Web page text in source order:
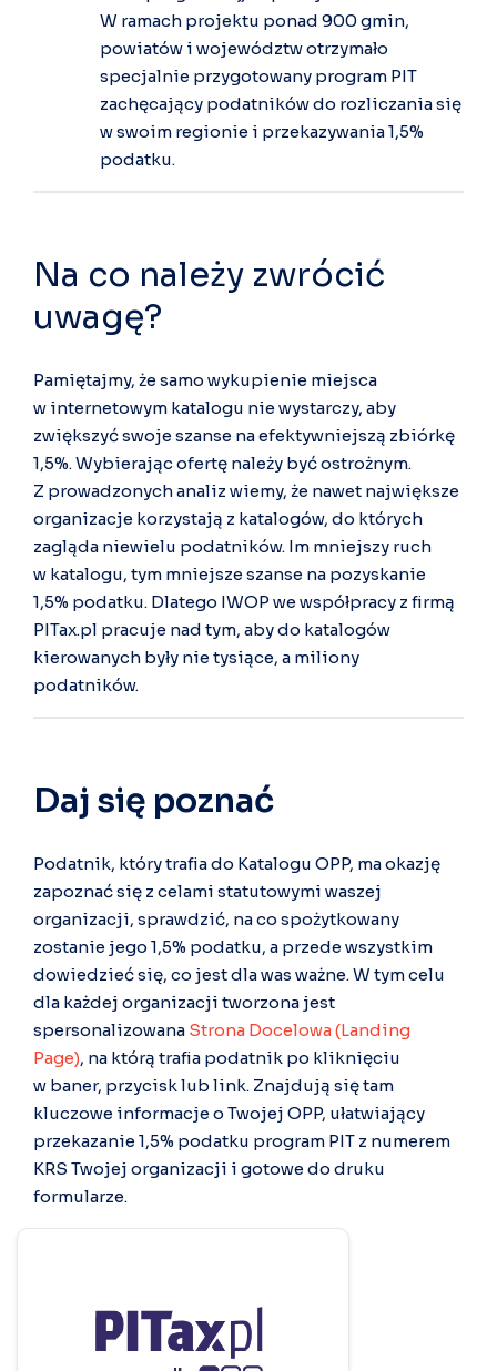
W ramach projektu ponad 900 gmin,
powiatów i województw otrzymało
specjalnie przygotowany program PIT
zachęcający podatników do rozliczania się
w swoim regionie i przekazywania 1,5%
podatku.
Na co należy zwrócić
uwagę?
Pamiętajmy, że samo wykupienie miejsca
w internetowym katalogu nie wystarczy, aby
zwiększyć swoje szanse na efektywniejszą zbiórkę
1,5%. Wybierając ofertę należy być ostrożnym.
Z prowadzonych analiz wiemy, że nawet największe
organizacje korzystają z katalogów, do których
zagląda niewielu podatników. Im mniejszy ruch
w katalogu, tym mniejsze szanse na pozyskanie
1,5% podatku. Dlatego IWOP we współpracy z firmą
PITax.pl pracuje nad tym, aby do katalogów
kierowanych były nie tysiące, a miliony
podatników.
Daj się poznać
Podatnik, który trafia do Katalogu OPP, ma okazję
zapoznać się z celami statutowymi waszej
organizacji, sprawdzić, na co spożytkowany
zostanie jego 1,5% podatku, a przede wszystkim
dowiedzieć się, co jest dla was ważne. W tym celu
dla każdej organizacji tworzona jest
spersonalizowana Strona Docelowa (Landing
Page), na którą trafia podatnik po kliknięciu
w baner, przycisk lub link. Znajdują się tam
kluczowe informacje o Twojej OPP, ułatwiający
przekazanie 1,5% podatku program PIT z numerem
KRS Twojej organizacji i gotowe do druku
formularze.